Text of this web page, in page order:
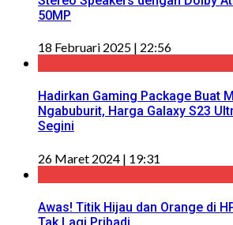
50MP
18 Februari 2025 | 22:56
Hadirkan Gaming Package Buat
Ngabuburit, Harga Galaxy S23
Segini
26 Maret 2024 | 19:31
Awas! Titik Hijau dan Orange di